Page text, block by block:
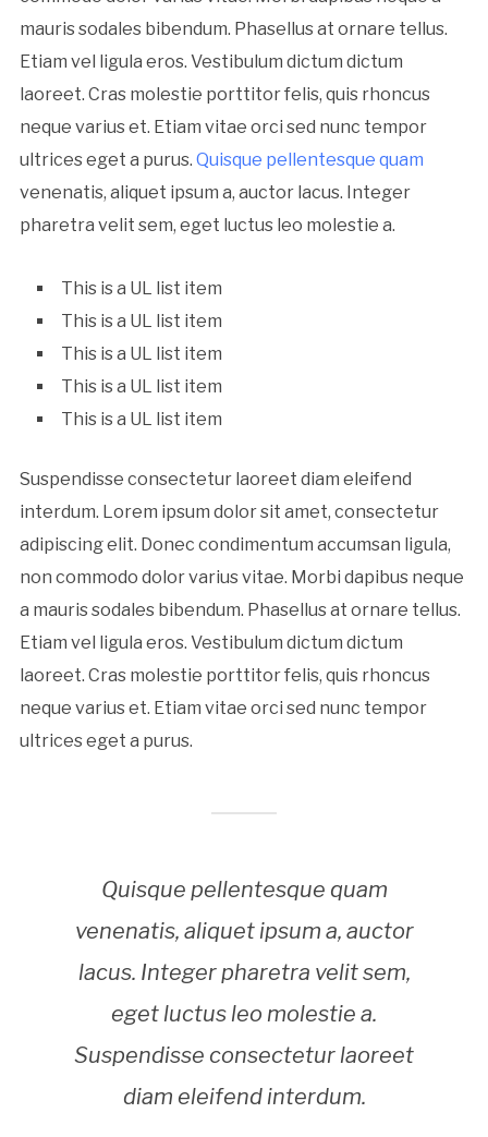
mauris sodales bibendum. Phasellus at ornare tellus.
Etiam vel ligula eros. Vestibulum dictum dictum
laoreet. Cras molestie porttitor felis, quis rhoncus
neque varius et. Etiam vitae orci sed nunc tempor
ultrices eget a purus. Quisque pellentesque quam
venenatis, aliquet ipsum a, auctor lacus. Integer
pharetra velit sem, eget luctus leo molestie a.
This is a UL list item
This is a UL list item
This is a UL list item
This is a UL list item
This is a UL list item
Suspendisse consectetur laoreet diam eleifend
interdum. Lorem ipsum dolor sit amet, consectetur
adipiscing elit. Donec condimentum accumsan ligula,
non commodo dolor varius vitae. Morbi dapibus neque
a mauris sodales bibendum. Phasellus at ornare tellus.
Etiam vel ligula eros. Vestibulum dictum dictum
laoreet. Cras molestie porttitor felis, quis rhoncus
neque varius et. Etiam vitae orci sed nunc tempor
ultrices eget a purus.
Quisque pellentesque quam
venenatis, aliquet ipsum a, auctor
lacus. Integer pharetra velit sem,
eget luctus leo molestie a.
Suspendisse consectetur laoreet
diam eleifend interdum.